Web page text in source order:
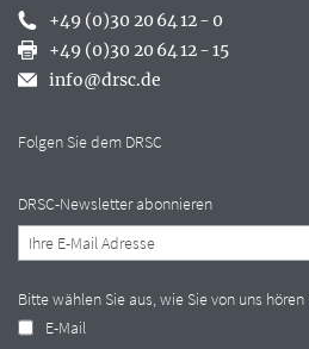
+49 (0)30 20 64 12 - 0
+49 (0)30 20 64 12 - 15
info@drsc.de
Folgen Sie dem DRSC
DRSC-Newsletter abonnieren
Bitte wählen Sie aus, wie Sie von uns hören
E-Mail